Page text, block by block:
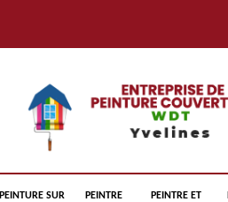
PEINTURE SUR
PEINTRE
PEINTRE ET